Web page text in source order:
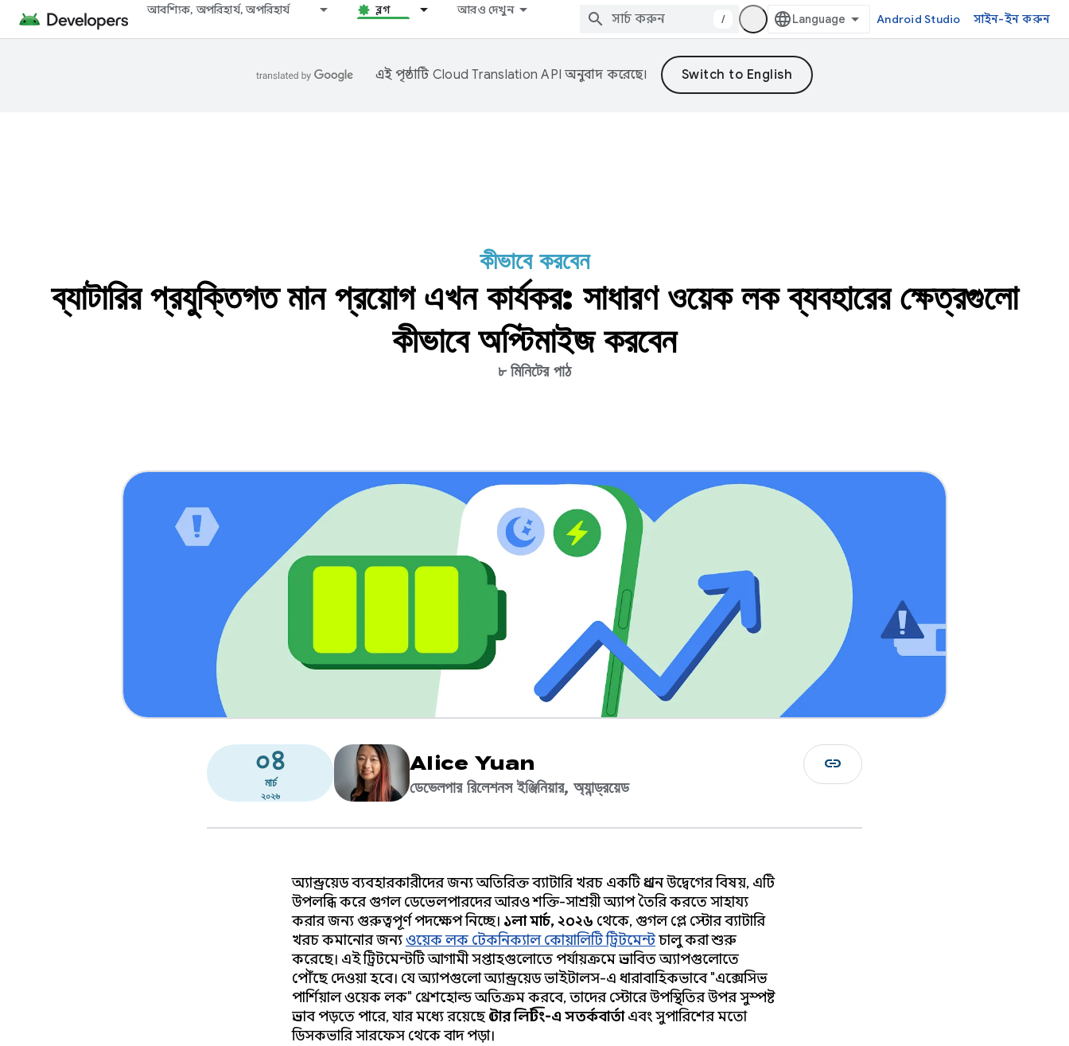
আবশ্যিক, অপরিহার্য, অপরিহার্য ব্লগ আরও দেখুন
/ Android Studio সাইন-ইন করুন
এই পৃষ্ঠাটি Cloud Translation API অনুবাদ করেছে।
কীভাবে করবেন
ব্যাটারির প্রযুক্তিগত মান প্রয়োগ এখন কার্যকর: সাধারণ ওয়েক লক ব্যবহারের ক্ষেত্রগুলো
কীভাবে অপ্টিমাইজ করবেন
৮ মিনিটের পাঠ
০৪
মার্চ
২০২৬
Alice Yuan
ডেভেলপার রিলেশনস ইঞ্জিনিয়ার, অ্যান্ড্রয়েড
link
অ্যান্ড্রয়েড ব্যবহারকারীদের জন্য অতিরিক্ত ব্যাটারি খরচ একটি প্রধান উদ্বেগের বিষয়, এটি
উপলব্ধি করে গুগল ডেভেলপারদের আরও শক্তি-সাশ্রয়ী অ্যাপ তৈরি করতে সাহায্য
করার জন্য গুরুত্বপূর্ণ পদক্ষেপ নিচ্ছে। ১লা মার্চ, ২০২৬ থেকে, গুগল প্লে স্টোর ব্যাটারি
খরচ কমানোর জন্যওয়েক লক টেকনিক্যাল কোয়ালিটি ট্রিটমেন্টচালু করা শুরু
করেছে। এই ট্রিটমেন্টটি আগামী সপ্তাহগুলোতে পর্যায়ক্রমে প্রভাবিত অ্যাপগুলোতে
পৌঁছে দেওয়া হবে। যে অ্যাপগুলো অ্যান্ড্রয়েড ভাইটালস-এ ধারাবাহিকভাবে "এক্সেসিভ
পার্শিয়াল ওয়েক লক" থ্রেশহোল্ড অতিক্রম করবে, তাদের স্টোরে উপস্থিতির উপর সুস্পষ্ট
প্রভাব পড়তে পারে, যার মধ্যে রয়েছেস্টোর লিস্টিং-এ সতর্কবার্তাএবং সুপারিশের মতো
ডিসকভারি সারফেস থেকে বাদ পড়া।